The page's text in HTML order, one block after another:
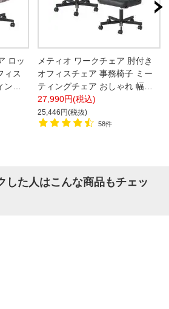
ロッ
ィス
グ
しゃ
～
メティオ ワークチェア 肘付き
オフィスチェア 事務椅子 ミー
ティングチェア おしゃれ 幅
565×奥行590×高さ721～
828mm
27,990円(税込)
25,446円(税抜)
58件
した人はこんな商品もチェッ